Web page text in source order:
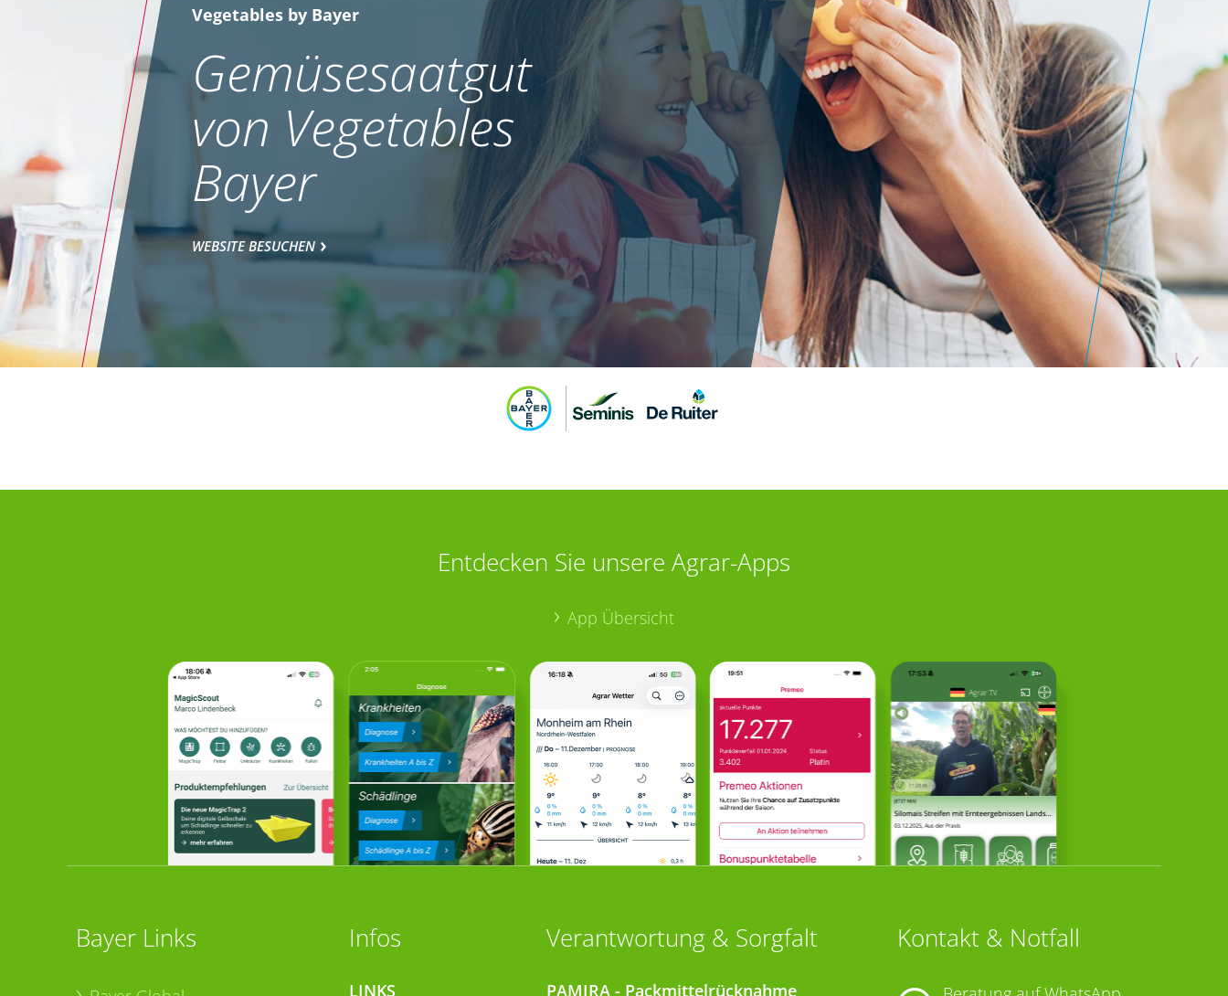
Vegetables by Bayer
Gemüsesaatgut
von Vegetables
Bayer
WEBSITE BESUCHEN
Entdecken Sie unsere Agrar-Apps
App Übersicht
Bayer Links Infos
LINKS
Verantwortung & Sorgfalt
PAMIRA - Packmittelrücknahme
Kontakt & Notfall